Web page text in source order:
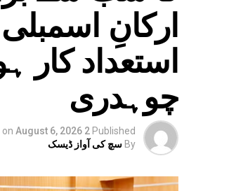
ارکانِ
استعداد کار
چوہدری
Published
2 hours ago
on August 6, 2026
By سچ کی آواز ڈیسک